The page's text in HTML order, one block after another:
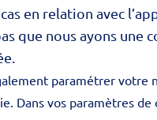
en relation avec
que nous ayons une
paramétrer votre
Dans vos paramètres